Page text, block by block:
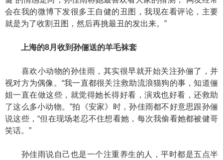
会在我的微博下发很多王自健的丑图，我现在看评论，主要
就是为了收割丑图，然后再挑最丑的发出来。”
上海的8月收到孙俪送的羊毛袜套
喜欢小动物的孙佳雨，其实很早就开始关注孙俪了，并
视对方为偶像。“我一直都很关注救助流浪猫狗的事，知道俪
姐一直在做这些，就觉得她长得好看，演戏也好看，还救助
了这么多小动物。”拍《安家》时，孙佳雨都不好意思跟孙俪
说这些，“但在现场老忍不住想看她，每次我偷看她都被健哥
笑话。”
孙佳雨说自己也是一个注重养生的人，平时都是五点半